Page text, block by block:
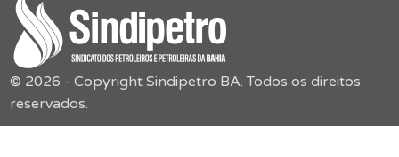
© 2026 - Copyright Sindipetro BA. Todos os direitos
reservados.